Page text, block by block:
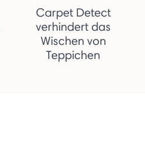
Carpet Detect
verhindert das
Wischen von
Teppichen